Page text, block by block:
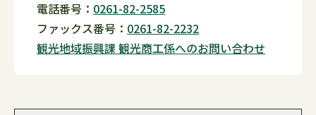
電話番号： 0261-82-2585
ファックス番号： 0261-82-2232
観光地域振興課 観光商工係へのお問い合わせ